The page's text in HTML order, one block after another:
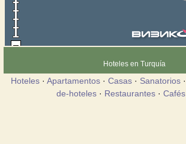
Hoteles en Turquía
Hoteles· Apartamentos· Casas· Sanatorios·
de-hoteles · Restaurantes · Cafés